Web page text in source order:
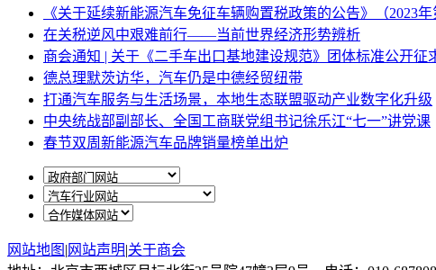
《关于延续新能源汽车免征车辆购置税政策的公告》（2023年
在关税逆风中艰难前行——当前世界经济形势辨析
商会通知 | 关于《二手车出口基地建设规范》团体标准公开征
德总理默茨访华，汽车仍是中德经贸纽带
打通汽车服务与生活场景，本地生态联盟驱动产业数字化升级
中央统战部副部长、全国工商联党组书记徐乐江“七一”讲党课
春节双周新能源汽车品牌销量榜单出炉
网站地图 | 网站声明|关于商会